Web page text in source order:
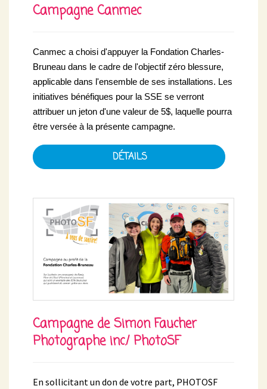
Campagne Canmec
Canmec a choisi d'appuyer la Fondation Charles-
Bruneau dans le cadre de l'objectif zéro blessure,
applicable dans l'ensemble de ses installations. Les
initiatives bénéfiques pour la SSE se verront
attribuer un jeton d'une valeur de 5$, laquelle pourra
être versée à la présente campagne.
DÉTAILS
Campagne de Simon Faucher
Photographe inc./ PhotoSF
En sollicitant un don de votre part, PHOTOSF